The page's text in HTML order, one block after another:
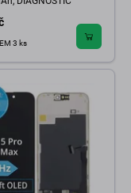
3 ks